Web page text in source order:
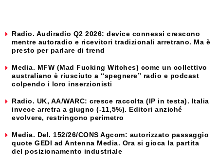
Radio. Audiradio Q2 2026: device connessi crescono
mentre autoradio e ricevitori tradizionali arretrano. Ma è
presto per parlare di trend
Media. MFW (Mad Fucking Witches) come un collettivo
australiano è riusciuto a “spegnere” radio e podcast
colpendo i loro inserzionisti
Radio. UK, AA/WARC: cresce raccolta (IP in testa). Italia
invece arretra a giugno (-11,5%). Editori anziché
evolvere, restringono perimetro
Media. Del. 152/26/CONS Agcom: autorizzato passaggio
quote GEDI ad Antenna Media. Ora si gioca la partita
del posizionamento industriale